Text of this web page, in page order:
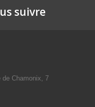
suivre
Chamonix, 7